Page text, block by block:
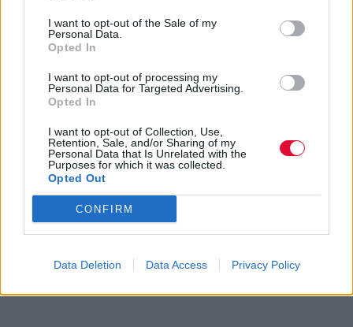
I want to opt-out of the Sale of my
Personal Data.
Opted In
I want to opt-out of processing my
Personal Data for Targeted Advertising.
Opted In
I want to opt-out of Collection, Use,
Retention, Sale, and/or Sharing of my
Personal Data that Is Unrelated with the
Purposes for which it was collected.
Opted Out
CONFIRM
Data Deletion Data Access Privacy Policy